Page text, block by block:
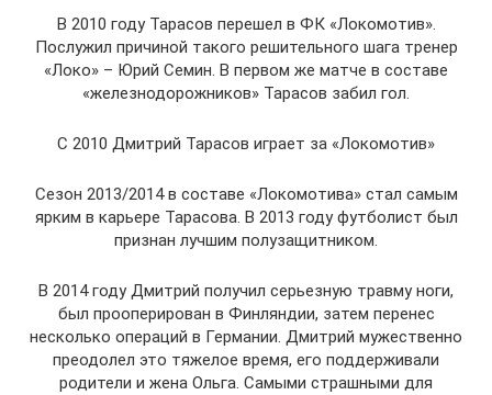
В 2010 году Тарасов перешел в ФК «Локомотив».
Послужил причиной такого решительного шага тренер
«Локо» – Юрий Семин. В первом же матче в составе
«железнодорожников» Тарасов забил гол.
С 2010 Дмитрий Тарасов играет за «Локомотив»
Сезон 2013/2014 в составе «Локомотива» стал самым
ярким в карьере Тарасова. В 2013 году футболист был
признан лучшим полузащитником.
В 2014 году Дмитрий получил серьезную травму ноги,
был прооперирован в Финляндии, затем перенес
несколько операций в Германии. Дмитрий мужественно
преодолел это тяжелое время, его поддерживали
родители и жена Ольга. Самыми страшными для